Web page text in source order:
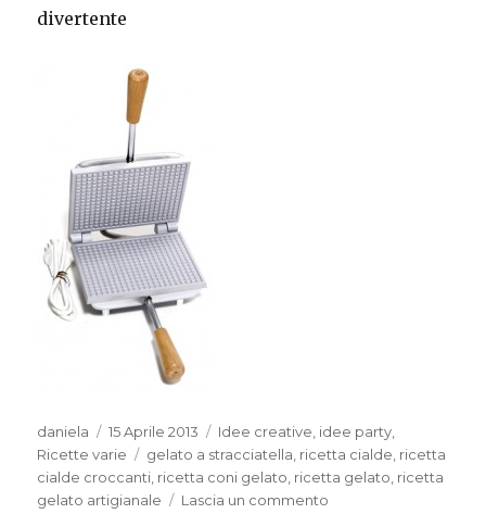
divertente
Autore
daniela
Pubblicato
il
15 Aprile 2013 Categorie
Idee creative idee party
Ricette varie
Tag
gelato a stracciatella ricetta cialde ricetta
cialde croccanti ricetta coni gelato ricetta gelato ricetta
gelato artigianale
Lascia un commento